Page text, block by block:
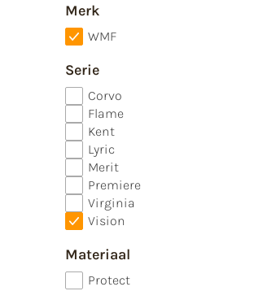
Merk
WMF
Serie
Corvo
Flame
Kent
Lyric
Merit
Premiere
Virginia
Vision
Materiaal
Protect